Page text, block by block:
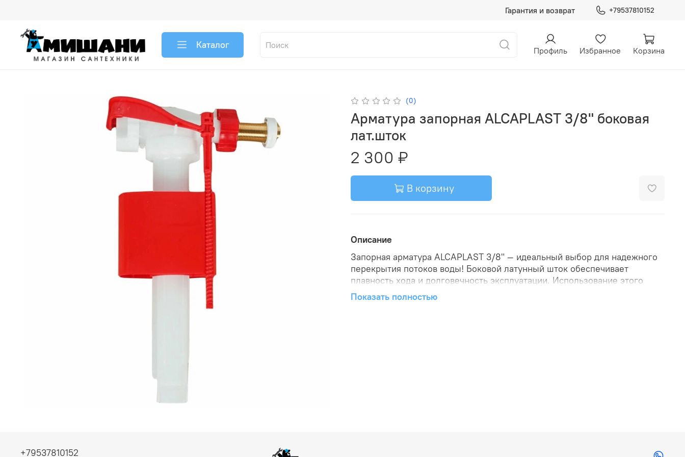
Гарантия и возврат +79537810152
Каталог Профиль Избранное Корзина
(0)
Арматура запорная ALCAPLAST 3/8" боковая
лат.шток
2 300 ₽
В корзину
Описание
Запорная арматура ALCAPLAST 3/8" — идеальный выбор для надежного
перекрытия потоков воды! Боковой латунный шток обеспечивает
плавность хода и долговечность эксплуатации. Использование этого
изделия гарантирует простоту монтажа благодаря удобному креплению и
резьбовому соединению. Высококачественные материалы гарантируют
Показать полностью
+79537810152